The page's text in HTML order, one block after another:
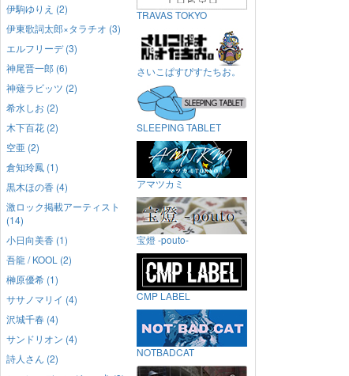
伊駒ゆりえ (2)
伊東歌詞太郎×タラチオ (3)
エルフリーデ (3)
神尾晋一郎 (6)
神薙ラビッツ (2)
希水しお (2)
木下百花 (2)
空亜 (2)
倉知玲鳳 (1)
黒木ほの香 (4)
激ロック掲載アーティスト
(14)
小日向美香 (1)
吾龍 / KOOL (2)
榊原優希 (1)
ササノマリイ (4)
沢城千春 (4)
サンドリオン (4)
詩人さん (2)
TRAVAS TOKYO
さいこぱすぴすたちお。
SLEEPING TABLET
アマツカミ
宝燈 -pouto-
CMP LABEL
NOTBADCAT